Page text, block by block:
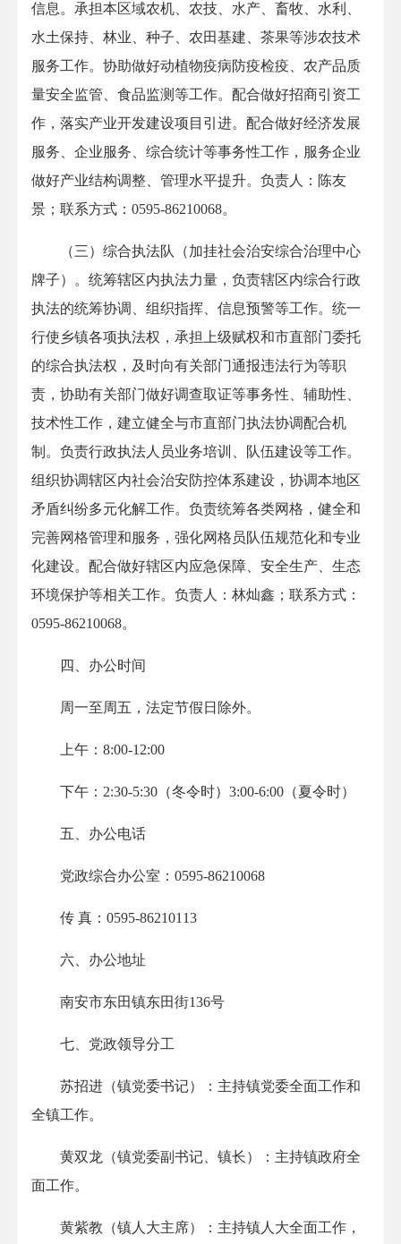
信息。承担本区域农机、农技、水产、畜牧、水利、
水土保持、林业、种子、农田基建、茶果等涉农技术
服务工作。协助做好动植物疫病防疫检疫、农产品质
量安全监管、食品监测等工作。配合做好招商引资工
作，落实产业开发建设项目引进。配合做好经济发展
服务、企业服务、综合统计等事务性工作，服务企业
做好产业结构调整、管理水平提升。负责人：陈友
景；联系方式：0595-86210068。
（三）综合执法队（加挂社会治安综合治理中心
牌子）。统筹辖区内执法力量，负责辖区内综合行政
执法的统筹协调、组织指挥、信息预警等工作。统一
行使乡镇各项执法权，承担上级赋权和市直部门委托
的综合执法权，及时向有关部门通报违法行为等职
责，协助有关部门做好调查取证等事务性、辅助性、
技术性工作，建立健全与市直部门执法协调配合机
制。负责行政执法人员业务培训、队伍建设等工作。
组织协调辖区内社会治安防控体系建设，协调本地区
矛盾纠纷多元化解工作。负责统筹各类网格，健全和
完善网格管理和服务，强化网格员队伍规范化和专业
化建设。配合做好辖区内应急保障、安全生产、生态
环境保护等相关工作。负责人：林灿鑫；联系方式：
0595-86210068。
四、办公时间
周一至周五，法定节假日除外。
上午：8:00-12:00
下午：2:30-5:30（冬令时）3:00-6:00（夏令时）
五、办公电话
党政综合办公室：0595-86210068
传 真：0595-86210113
六、办公地址
南安市东田镇东田街136号
七、党政领导分工
苏招进（镇党委书记）：主持镇党委全面工作和
全镇工作。
黄双龙（镇党委副书记、镇长）：主持镇政府全
面工作。
黄紫教（镇人大主席）：主持镇人大全面工作，